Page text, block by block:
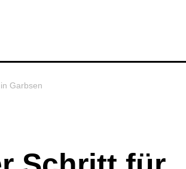
Garbsen